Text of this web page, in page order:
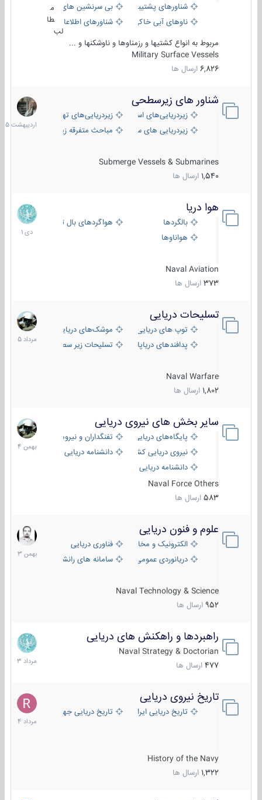
شناورهای پشتیبانی
بی سرنشین های دریایی
ناوهای آبی خاکی و نیروبرشناورهای اطلاعاتی و جاسوسی
طا
لب
مربوط به انواع کشتیها و رزمناوها و ناوشکنها و ...
Military Surface Vessels
6,826 ارسال ها
شناور های زیرسطحی
زیردریایی‌های استراتژیکزیردریایی‌های تهاجمی
زیردریایی های سبک
مباحث متفرقه زیرسطحی
Submerge Vessels & Submarines
1,540 ارسال ها
31
1405
هوا دریا
بالگردها
هواگردهای بال ثابت
هواناوها
Naval Aviation
373 ارسال ها
12
دی
1401
تسلیحات دریایی
توپ های دریایی
موشک‌های دریایی
پدافندهای دریاپایه
تسلیحات زیر سطحی
Naval Warfare
1,802 ارسال ها
2
مرداد
1405
سایر بخش های نیروی دریایی
پایگاه‌های دریایی
تفنگداران و نیروهای ویژه‌ی دریایی
نیروی دریایی کشورهای مختلفدانشنامه دریایی
دانشنامه دریایی کپی
Naval Force Others
583 ارسال ها
22
بهمن
1404
علوم و فنون دریایی
الکترونیک و مخابرات دریاییفناوری دریایی
دریانوردی عمومی
سامانه های رانشی دریایی
Naval Technology & Science
952 ارسال ها
6
بهمن
1403
راهبردها و راهکنش های دریایی
Naval Strategy & Doctorian
477 ارسال ها
2
مرداد
1403
تاریخ نیروی دریایی
تاریخ دریایی ایران تاریخ دریایی جهان
History of the Navy
1,322 ارسال ها
16
مرداد
1404